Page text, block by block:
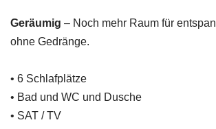
Geräumig – Noch mehr Raum für
ohne Gedränge.
• 6 Schlafplätze
• Bad und WC und Dusche
• SAT / TV